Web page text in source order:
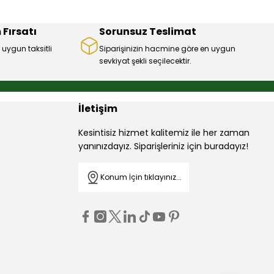
uygun taksitli
Sorunsuz Teslimat
Siparişinizin hacmine göre en uygun
sevkiyat şekli seçilecektir.
İletişim
Kesintisiz hizmet kalitemiz ile her zaman
yanınızdayız. Siparişleriniz için buradayız!
Konum İçin tıklayınız...